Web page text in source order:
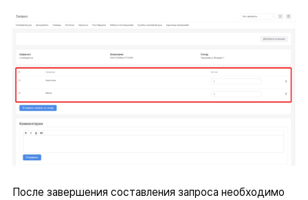
После завершения составления запроса необходимо